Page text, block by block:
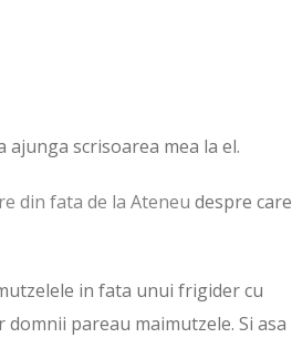
scrisoarea mea la el.
din fata de la Ateneu despre care
in fata unui frigider cu
pareau maimutzele. Si asa